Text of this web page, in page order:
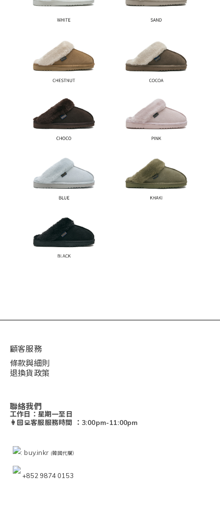
顧客服務
條款與細則
退換貨政策
聯絡我們
工作日：星期一至日
👩🏻‍💻客服服務時間 ：3:00pm-11:00pm
: buy.inkr (韓國代購）
+852 9874 0153